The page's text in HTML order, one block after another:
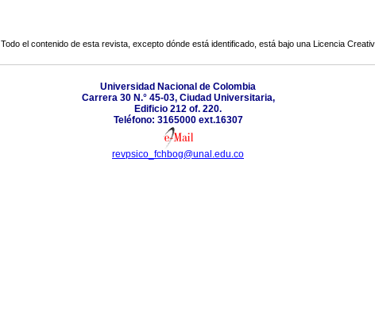
Todo el contenido de esta revista, excepto dónde está identificado, está bajo una Licencia
Universidad Nacional de Colombia
Carrera 30 N.° 45-03, Ciudad Universitaria,
Edificio 212 of. 220.
Teléfono: 3165000 ext.16307
revpsico_fchbog@unal.edu.co